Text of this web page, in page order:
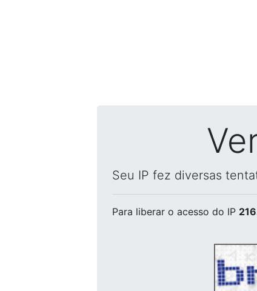
Seu IP fez diversas
Para liberar o acesso do IP